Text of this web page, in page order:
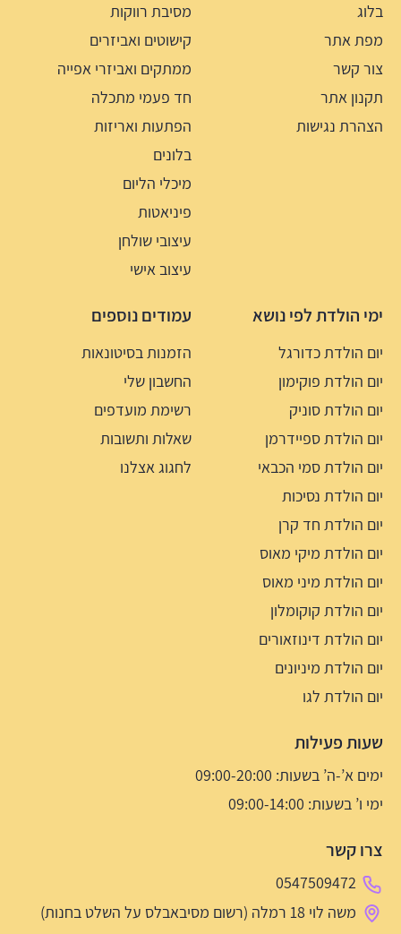
בלוג
מפת אתר
צור קשר
תקנון אתר
הצהרת נגישות
מסיבת רווקות
קישוטים ואביזרים
ממתקים ואביזרי אפייה
חד פעמי מתכלה
הפתעות ואריזות
בלונים
מיכלי הליום
פיניאטות
עיצובי שולחן
עיצוב אישי
ימי הולדת לפי נושא
יום הולדת כדורגל
יום הולדת פוקימון
יום הולדת סוניק
יום הולדת ספיידרמן
יום הולדת סמי הכבאי
יום הולדת נסיכות
יום הולדת חד קרן
יום הולדת מיקי מאוס
יום הולדת מיני מאוס
יום הולדת קוקומלון
יום הולדת דינוזאורים
יום הולדת מיניונים
יום הולדת לגו
עמודים נוספים
הזמנות בסיטונאות
החשבון שלי
רשימת מועדפים
שאלות ותשובות
לחגוג אצלנו
שעות פעילות
ימים א’-ה’ בשעות: 09:00-20:00
ימי ו’ בשעות: 09:00-14:00
צרו קשר
0547509472
משה לוי 18 רמלה (רשום מסיבאבלס על השלט בחנות)